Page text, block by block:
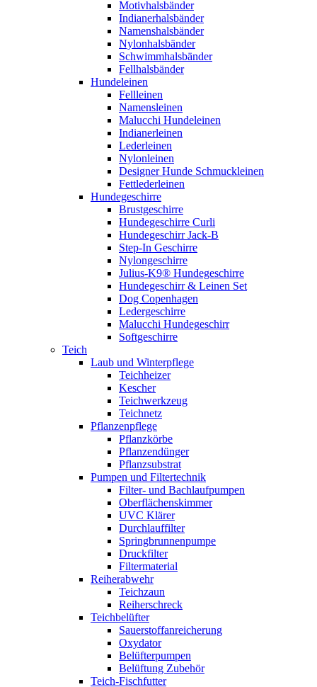
Motivhalsbänder
Indianerhalsbänder
Namenshalsbänder
Nylonhalsbänder
Schwimmhalsbänder
Fellhalsbänder
Hundeleinen
Fellleinen
Namensleinen
Malucchi Hundeleinen
Indianerleinen
Lederleinen
Nylonleinen
Designer Hunde Schmuckleinen
Fettlederleinen
Hundegeschirre
Brustgeschirre
Hundegeschirre Curli
Hundegeschirr Jack-B
Step-In Geschirre
Nylongeschirre
Julius-K9® Hundegeschirre
Hundegeschirr & Leinen Set
Dog Copenhagen
Ledergeschirre
Malucchi Hundegeschirr
Softgeschirre
Teich
Laub und Winterpflege
Teichheizer
Kescher
Teichwerkzeug
Teichnetz
Pflanzenpflege
Pflanzkörbe
Pflanzendünger
Pflanzsubstrat
Pumpen und Filtertechnik
Filter- und Bachlaufpumpen
Oberflächenskimmer
UVC Klärer
Durchlauffilter
Springbrunnenpumpe
Druckfilter
Filtermaterial
Reiherabwehr
Teichzaun
Reiherschreck
Teichbelüfter
Sauerstoffanreicherung
Oxydator
Belüfterpumpen
Belüftung Zubehör
Teich-Fischfutter